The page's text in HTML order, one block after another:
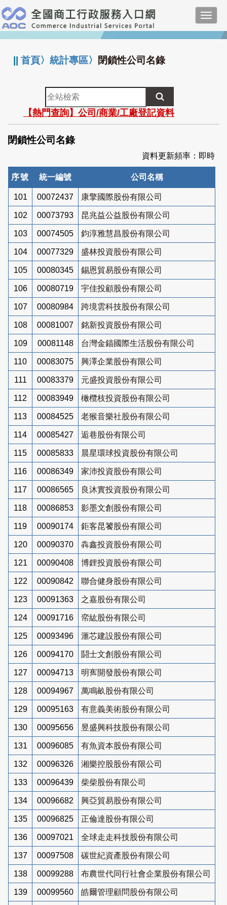
跳
到
主
要
:::
||首頁〉統計專區〉 閉鎖性公司名錄
全
站
檢
索
【熱門查詢】公司/商業/工廠登記資料
閉鎖性公司名錄
資料更新頻率：即時
序號 統一編號 公司名稱
101 00072437 康擎國際股份有限公司
102 00073793 昆兆益公益股份有限公司
103 00074505 鈞淳雅慧昌股份有限公司
104 00077329 盛林投資股份有限公司
105 00080345 錫恩貿易股份有限公司
106 00080719 宇佳投顧股份有限公司
107 00080984 跨境雲科技股份有限公司
108 00081007 銘新投資股份有限公司
109 00081148 台灣金錨國際生活股份有限公司
110 00083075 興澤企業股份有限公司
111 00083379 元盛投資股份有限公司
112 00083949 橄欖枝投資股份有限公司
113 00084525 老猴音樂社股份有限公司
114 00085427 逅巷股份有限公司
115 00085833 晨星環球投資股份有限公司
116 00086349 家沛投資股份有限公司
117 00086565 良沐實投資股份有限公司
118 00086853 影墨文創股份有限公司
119 00090174 鉅客昆饕股份有限公司
120 00090370 犇鑫投資股份有限公司
121 00090408 博鋰投資股份有限公司
122 00090842 聯合健身股份有限公司
123 00091363 之嘉股份有限公司
124 00091716 帟紘股份有限公司
125 00093496 滙芯建設股份有限公司
126 00094170 鬪士文創股份有限公司
127 00094713 明寯開發股份有限公司
128 00094967 萬鳴畝股份有限公司
129 00095163 有意義美術股份有限公司
130 00095656 昱盛興科技股份有限公司
131 00096085 有魚資本股份有限公司
132 00096326 湘樂控股股份有限公司
133 00096439 柴柴股份有限公司
134 00096682 興亞貿易股份有限公司
135 00096825 正倫達股份有限公司
136 00097021 全球走走科技股份有限公司
137 00097508 碳世紀資產股份有限公司
138 00099288 布農世代同行社會企業股份有限公司
139 00099560 皓爾管理顧問股份有限公司